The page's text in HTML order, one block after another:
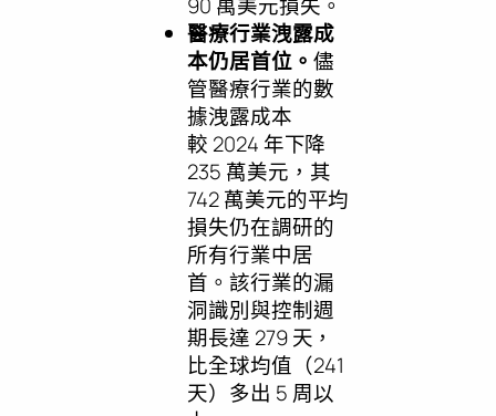
醫療行業洩露成
本仍居首位。 儘
管醫療行業的數
據洩露成本
較 2024 年下降
235 萬美元，其
742 萬美元的平均
損失仍在調研的
所有行業中居
首。該行業的漏
洞識別與控制週
期長達 279 天，
比全球均值（241
天）多出 5 周以